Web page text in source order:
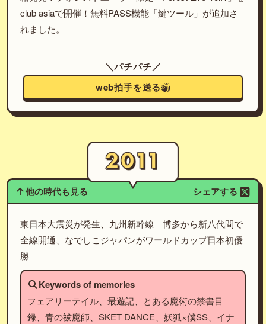
club asiaで開催！無料PASS機能「鍵ツール」が追加さ
れました。
＼パチパチ／
web拍手を送る
他の時代も見る シェアする
東日本大震災が発生、九州新幹線 博多から新八代間で
全線開通、なでしこジャパンがワールドカップ日本初優
勝
Keywords of memories
フェアリーテイル、最遊記、とある魔術の禁書目
録、青の祓魔師、SKET DANCE、妖狐×僕SS、イナ